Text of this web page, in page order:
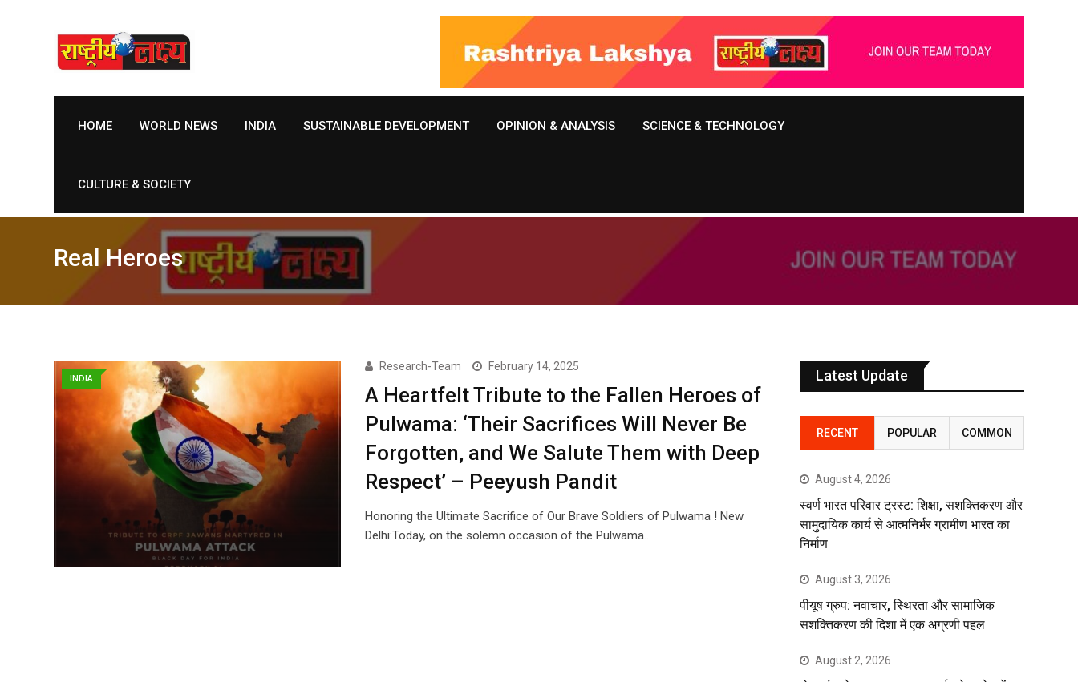
HOME WORLD NEWS INDIA SUSTAINABLE DEVELOPMENT OPINION & ANALYSIS SCIENCE & TECHNOLOGY
CULTURE & SOCIETY
Real Heroes
INDIA
Research-Team February 14, 2025
A Heartfelt Tribute to the Fallen Heroes of
Pulwama: ‘Their Sacrifices Will Never Be
Forgotten, and We Salute Them with Deep
Respect’ – Peeyush Pandit
Honoring the Ultimate Sacrifice of Our Brave Soldiers of Pulwama ! New
Delhi:Today, on the solemn occasion of the Pulwama…
Latest Update
RECENT POPULAR COMMON
August 4, 2026
स्वर्ण भारत परिवार ट्रस्ट: शिक्षा, सशक्तिकरण और
सामुदायिक कार्य से आत्मनिर्भर ग्रामीण भारत का
निर्माण
August 3, 2026
पीयूष ग्रुप: नवाचार, स्थिरता और सामाजिक
सशक्तिकरण की दिशा में एक अग्रणी पहल
August 2, 2026